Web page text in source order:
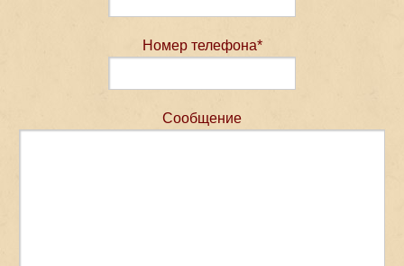
Номер телефона*
Сообщение